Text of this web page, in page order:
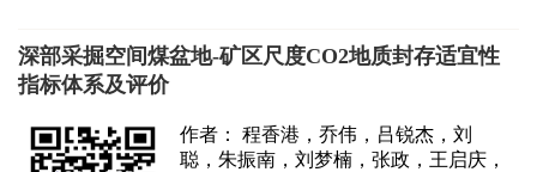
深部采掘空间煤盆地-矿区尺度CO2地质封存适宜性
指标体系及评价
作者： 程香港，乔伟，吕锐杰，刘
聪，朱振南，刘梦楠，张政，王启庆，